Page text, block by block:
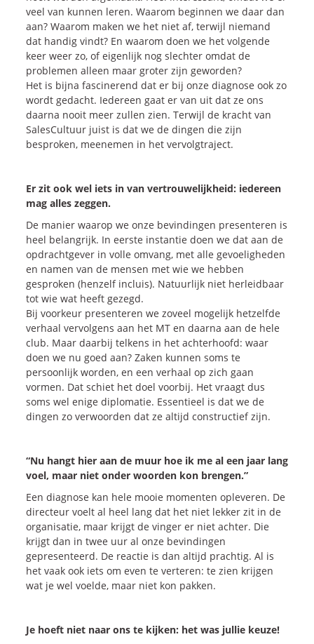
veel van kunnen leren. Waarom beginnen we daar dan
aan? Waarom maken we het niet af, terwijl niemand
dat handig vindt? En waarom doen we het volgende
keer weer zo, of eigenlijk nog slechter omdat de
problemen alleen maar groter zijn geworden?
Het is bijna fascinerend dat er bij onze diagnose ook zo
wordt gedacht. Iedereen gaat er van uit dat ze ons
daarna nooit meer zullen zien. Terwijl de kracht van
SalesCultuur juist is dat we de dingen die zijn
besproken, meenemen in het vervolgtraject.
Er zit ook wel iets in van vertrouwelijkheid: iedereen
mag alles zeggen.
De manier waarop we onze bevindingen presenteren is
heel belangrijk. In eerste instantie doen we dat aan de
opdrachtgever in volle omvang, met alle gevoeligheden
en namen van de mensen met wie we hebben
gesproken (henzelf incluis). Natuurlijk niet herleidbaar
tot wie wat heeft gezegd.
Bij voorkeur presenteren we zoveel mogelijk hetzelfde
verhaal vervolgens aan het MT en daarna aan de hele
club. Maar daarbij telkens in het achterhoofd: waar
doen we nu goed aan? Zaken kunnen soms te
persoonlijk worden, en een verhaal op zich gaan
vormen. Dat schiet het doel voorbij. Het vraagt dus
soms wel enige diplomatie. Essentieel is dat we de
dingen zo verwoorden dat ze altijd constructief zijn.
“Nu hangt hier aan de muur hoe ik me al een jaar lang
voel, maar niet onder woorden kon brengen.”
Een diagnose kan hele mooie momenten opleveren. De
directeur voelt al heel lang dat het niet lekker zit in de
organisatie, maar krijgt de vinger er niet achter. Die
krijgt dan in twee uur al onze bevindingen
gepresenteerd. De reactie is dan altijd prachtig. Al is
het vaak ook iets om even te verteren: te zien krijgen
wat je wel voelde, maar niet kon pakken.
Je hoeft niet naar ons te kijken: het was jullie keuze!